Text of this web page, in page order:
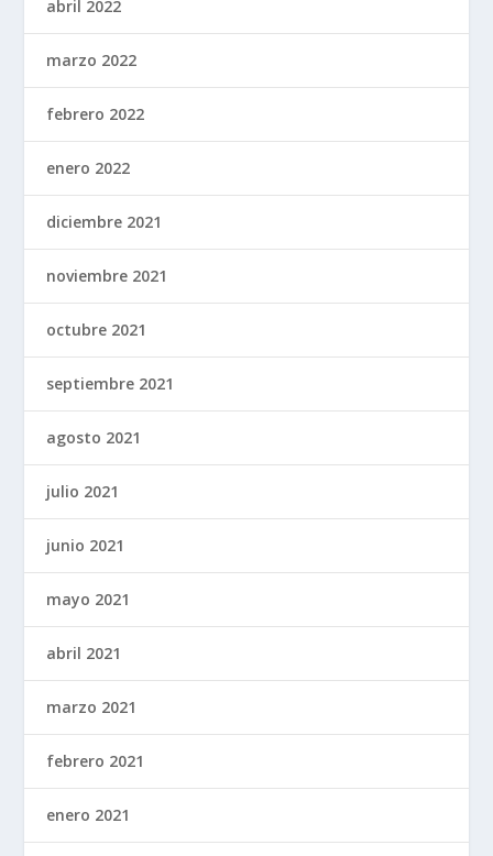
abril 2022
marzo 2022
febrero 2022
enero 2022
diciembre 2021
noviembre 2021
octubre 2021
septiembre 2021
agosto 2021
julio 2021
junio 2021
mayo 2021
abril 2021
marzo 2021
febrero 2021
enero 2021